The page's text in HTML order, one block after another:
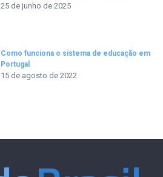
25 de junho de 2025
Como funciona o sistema de educação em
Portugal
15 de agosto de 2022